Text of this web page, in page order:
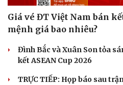
Sản phụ khoa
Nhi khoa
Làm đẹp - giảm cân
Phòng mạch online
Ăn sạch sống khỏe
Giá vé ĐT Việt Nam bán
mệnh giá bao nhiêu?
Đình Bắc và Xuân Son tỏa
kết ASEAN Cup 2026
TRỰC TIẾP: Họp báo sau